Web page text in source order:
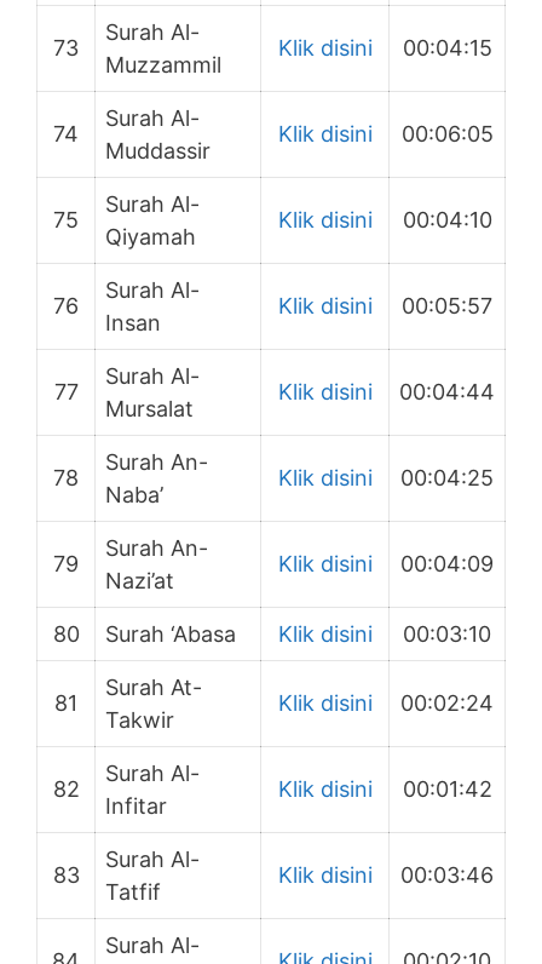
73
Surah Al-
Muzzammil
Klik disini 00:04:15
74
Surah Al-
Muddassir
Klik disini 00:06:05
75
Surah Al-
Qiyamah
Klik disini 00:04:10
76
Surah Al-
Insan
Klik disini 00:05:57
77
Surah Al-
Mursalat
Klik disini 00:04:44
78
Surah An-
Naba’
Klik disini 00:04:25
79
Surah An-
Nazi’at
Klik disini 00:04:09
80 Surah ‘Abasa Klik disini 00:03:10
81
Surah At-
Takwir
Klik disini 00:02:24
82
Surah Al-
Infitar
Klik disini 00:01:42
83
Surah Al-
Tatfif
Klik disini 00:03:46
Surah Al-